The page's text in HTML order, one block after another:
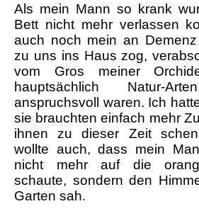
Als mein Mann so krank
Bett nicht mehr verlassen
auch noch mein an
zu uns ins Haus zog,
vom Gros meiner
hauptsächlich Natur-
anspruchsvoll waren. Ich
sie brauchten einfach mehr
ihnen zu dieser Zeit
wollte auch, dass mein
nicht mehr auf die
schaute, sondern den
Garten sah.